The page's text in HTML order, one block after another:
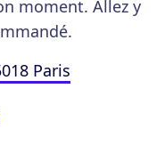
moment. Allez y
Paris